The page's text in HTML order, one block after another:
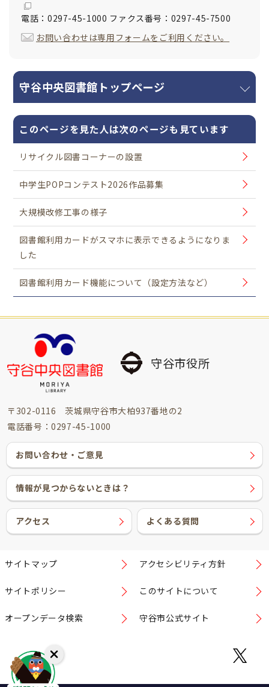
電話：0297-45-1000 ファクス番号：0297-45-7500
お問い合わせは専用フォームをご利用ください。
守谷中央図書館トップページ
このページを見た人は次のページも見ています
リサイクル図書コーナーの設置
中学生POPコンテスト2026作品募集
大規模改修工事の様子
図書館利用カードがスマホに表示できるようになりま
した
図書館利用カード機能について（設定方法など）
守谷市役所
〒302-0116 茨城県守谷市大柏937番地の2
電話番号：0297-45-1000
お問い合わせ・ご意見
情報が見つからないときは？
アクセス よくある質問
サイトマップ アクセシビリティ方針
サイトポリシー このサイトについて
オープンデータ検索 守谷市公式サイト